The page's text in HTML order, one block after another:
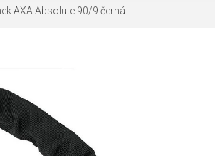
AXA Absolute 90/9 černá